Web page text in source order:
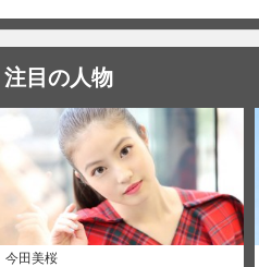
注目の人物
今田美桜